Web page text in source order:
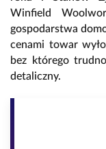
Winfield
gospodarstwa
cenami towar
bez którego
detaliczny.